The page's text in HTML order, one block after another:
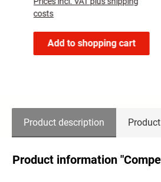
costs
Add to shopping cart
Product description
Product information